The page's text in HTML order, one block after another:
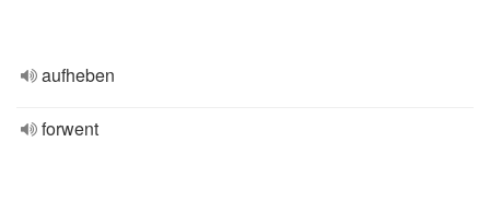
aufheben
forwent